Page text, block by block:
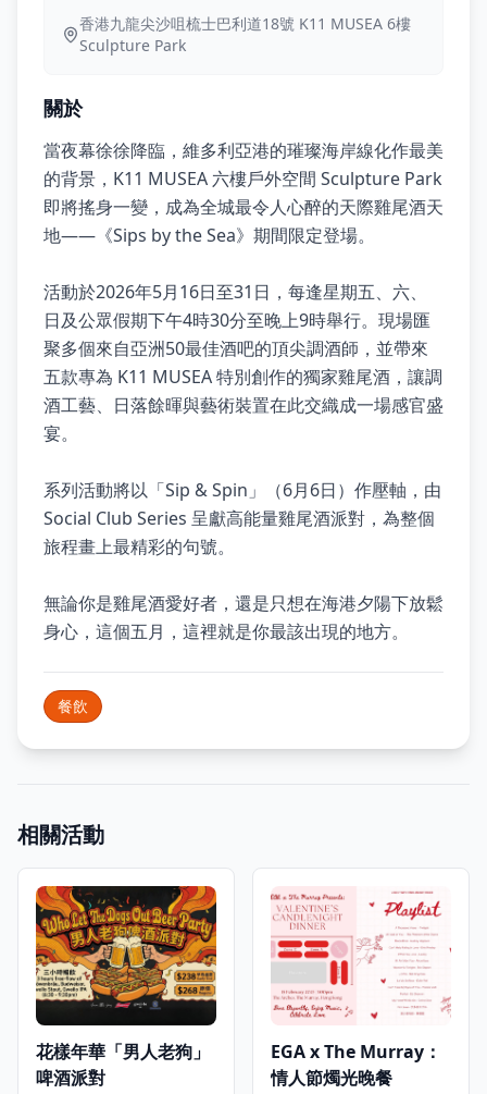
香港九龍尖沙咀梳士巴利道18號 K11 MUSEA 6樓
Sculpture Park
關於
當夜幕徐徐降臨，維多利亞港的璀璨海岸線化作最美
的背景，K11 MUSEA 六樓戶外空間 Sculpture Park
即將搖身一變，成為全城最令人心醉的天際雞尾酒天
地——《Sips by the Sea》期間限定登場。
活動於2026年5月16日至31日，每逢星期五、六、
日及公眾假期下午4時30分至晚上9時舉行。現場匯
聚多個來自亞洲50最佳酒吧的頂尖調酒師，並帶來
五款專為 K11 MUSEA 特別創作的獨家雞尾酒，讓調
酒工藝、日落餘暉與藝術裝置在此交織成一場感官盛
宴。
系列活動將以「Sip & Spin」（6月6日）作壓軸，由
Social Club Series 呈獻高能量雞尾酒派對，為整個
旅程畫上最精彩的句號。
無論你是雞尾酒愛好者，還是只想在海港夕陽下放鬆
身心，這個五月，這裡就是你最該出現的地方。
餐飲
相關活動
花樣年華「男人老狗」
啤酒派對
EGA x The Murray：
情人節燭光晚餐